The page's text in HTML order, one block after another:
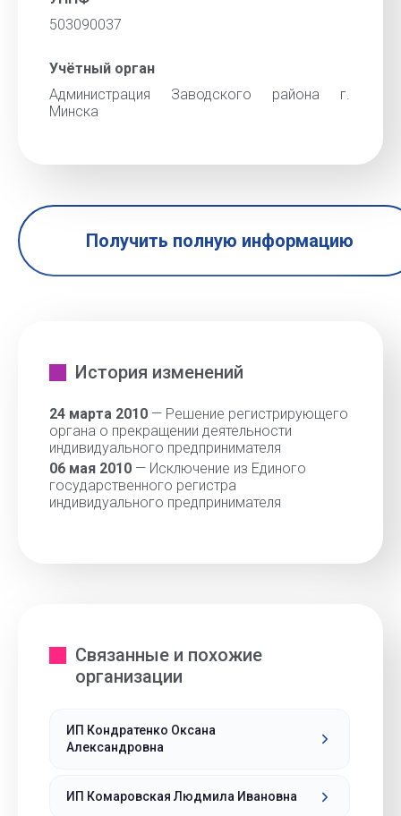
503090037
Учётный орган
Администрация Заводского района г.
Минска
Получить полную информацию
История изменений
24 марта 2010 — Решение регистрирующего
органа о прекращении деятельности
индивидуального предпринимателя
06 мая 2010 — Исключение из Единого
государственного регистра
индивидуального предпринимателя
Связанные и похожие
организации
ИП Кондратенко Оксана
Александровна
ИП Комаровская Людмила Ивановна